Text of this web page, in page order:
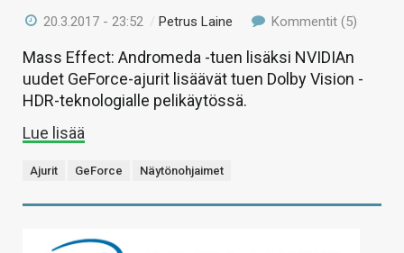
20.3.2017 - 23:52 /Petrus Laine Kommentit (5)
Mass Effect: Andromeda -tuen lisäksi NVIDIAn
uudet GeForce-ajurit lisäävät tuen Dolby Vision -
HDR-teknologialle pelikäytössä.
Lue lisää
Ajurit GeForce Näytönohjaimet